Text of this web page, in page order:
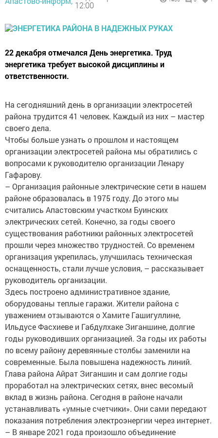
12:00
22 декабря отмечался День энергетика. Труд
энергетика требует высокой дисциплины и
ответственности.
На сегодняшний день в организации электросетей
района трудится 41 человек. Каждый из них – мастер
своего дела.
Чтобы больше узнать о прошлом и настоящем
организации электросетей района мы обратились с
вопросами к руководителю организации Ленару
Гафарову.
– Организация районные электрические сети в нашем
районе образовалась в 1975 году. До этого мы
считались Апастовским участком Буинских
электрических сетей. Конечно, за годы своего
существования работники районных электросетей
прошли через множество трудностей. Со временем
организация укрепилась, улучшилась техническая
оснащенность, стали лучше условия, – рассказывает
руководитель организации.
Здесь построено административное здание,
оборудованы теплые гаражи. Жители района с
уважением отзываются о Хамите Гашигуллине,
Ильдусе Фасхиеве и Габдулхаке Зиганшине, долгие
годы руководивших организацией. За годы их работы
по всему району деревянные столбы заменили на
современные. Была повышена надежность линий.
Глава района Айрат Зиганшин и сам долгие годы
проработал на электрических сетях, внес весомый
вклад в жизнь района. Сегодня в районе начали
устанавливать «умные счетчики». Они сами передают
показания потребления электроэнергии через интернет.
– В январе 2021 года произошло объединение